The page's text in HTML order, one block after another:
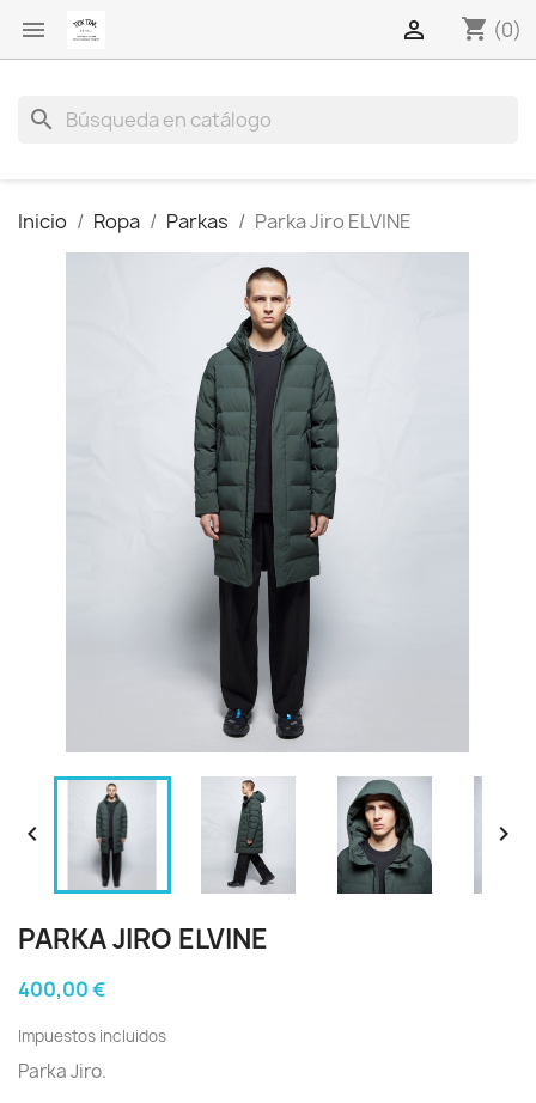
 shopping_cart (0)

search
Inicio Ropa Parkas Parka Jiro ELVINE
 
PARKA JIRO ELVINE
400,00 €
Impuestos incluidos
Parka Jiro.